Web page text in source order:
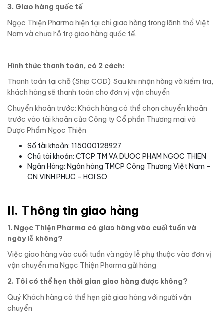
3. Giao hàng quốc tế
Ngọc Thiện Pharma hiện tại chỉ giao hàng trong lãnh thổ Việt
Nam và chưa hỗ trợ giao hàng quốc tế.
Hình thức thanh toán, có 2 cách:
Thanh toán tại chỗ (Ship COD): Sau khi nhận hàng và kiểm tra,
khách hàng sẽ thanh toán cho đơn vị vận chuyển
Chuyển khoản trước: Khách hàng có thể chọn chuyển khoản
trước vào tài khoản của Công ty Cổ phần Thương mại và
Dược Phẩm Ngọc Thiện
Số tài khoản: 115000128927
Chủ tài khoản: CTCP TM VA DUOC PHAM NGOC THIEN
Ngân Hàng: Ngân hàng TMCP Công Thương Việt Nam -
CN VINH PHUC - HOI SO
II. Thông tin giao hàng
1. Ngọc Thiện Pharma có giao hàng vào cuối tuần và
ngày lễ không?
Việc giao hàng vào cuối tuần và ngày lễ phụ thuộc vào đơn vị
vận chuyển mà Ngọc Thiện Pharma gửi hàng
2. Tôi có thể hẹn thời gian giao hàng được không?
Quý Khách hàng có thể hẹn giờ giao hàng với người vận
chuyển